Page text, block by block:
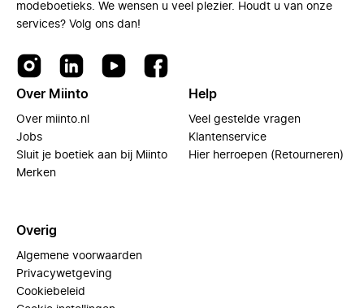
modeboetieks. We wensen u veel plezier. Houdt u van onze
services? Volg ons dan!
Over Miinto
Over miinto.nl
Jobs
Sluit je boetiek aan bij Miinto
Merken
Help
Veel gestelde vragen
Klantenservice
Hier herroepen (Retourneren)
Overig
Algemene voorwaarden
Privacywetgeving
Cookiebeleid